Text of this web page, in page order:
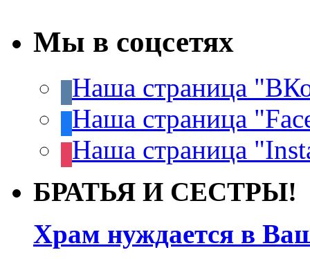
Мы в соцсетях
Наша страница
Наша страница
Наша страница
БРАТЬЯ И СЕСТРЫ!
Храм нуждается в